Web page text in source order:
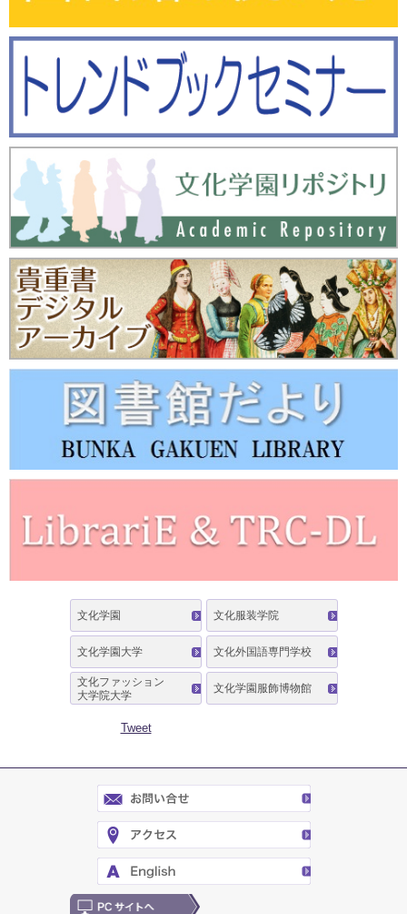
文化学園 文化服装学院
文化学園大学 文化外国語専門学校
文化ファッション
大学院大学
文化学園服飾博物館
Tweet